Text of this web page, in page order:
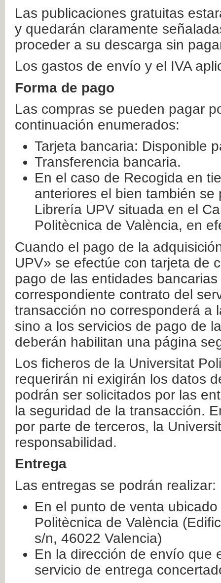
Las publicaciones gratuitas
y quedarán claramente
proceder a su descarga sin
Los gastos de envío y el IVA
Forma de pago
Las compras se pueden pagar
continuación enumerados:
Tarjeta bancaria: Disponible
Transferencia bancaria.
En el caso de Recogida en
anteriores el bien también
Librería UPV situada en el
Politècnica de València, en
Cuando el pago de la
UPV» se efectúe con tarjeta de
pago de las entidades
correspondiente contrato del
transacción no corresponderá a
sino a los servicios de pago de
deberán habilitan una página
Los ficheros de la Universitat
requerirán ni exigirán los datos
podrán ser solicitados por las
la seguridad de la transacción.
por parte de terceros, la
responsabilidad.
Entrega
Las entregas se podrán realizar:
En el punto de venta
Politècnica de València
s/n, 46022 Valencia)
En la dirección de envío que
servicio de entrega